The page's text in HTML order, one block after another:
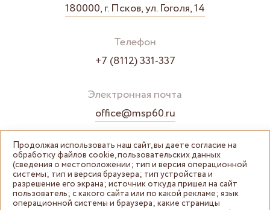
180000, г. Псков, ул. Гоголя, 14
Телефон
+7 (8112) 331-337
Электронная почта
office@msp60.ru
Продолжая использовать наш сайт, вы даете согласие на
обработку файлов cookie, пользовательских данных
(сведения о местоположении; тип и версия операционной
системы; тип и версия браузера; тип устройства и
разрешение его экрана; источник откуда пришел на сайт
пользователь; с какого сайта или по какой рекламе; язык
операционной системы и браузера; какие страницы